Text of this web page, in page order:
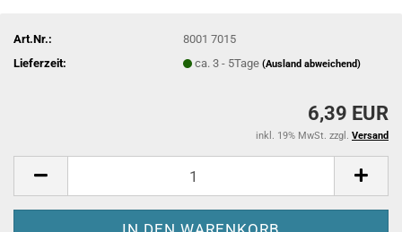
Art.Nr.:
8001 7015
Lieferzeit:
ca. 3 - 5Tage(Ausland abweichend)
6,39 EUR
inkl. 19% MwSt. zzgl. Versand